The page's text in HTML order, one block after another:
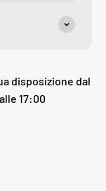
disposizione dal
17:00